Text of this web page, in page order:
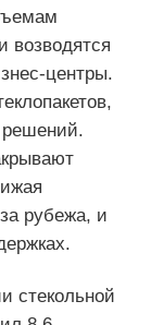
возводятся
центры.
решений.
рубежа, и
стекольной